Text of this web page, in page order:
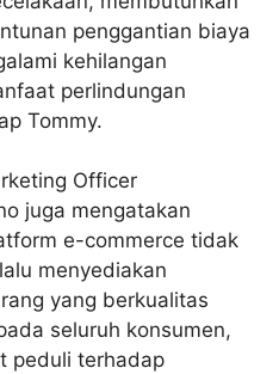
penggantian biaya
kehilangan
perlindungan
Tommy.
Officer
juga mengatakan
e-commerce tidak
menyediakan
yang berkualitas
seluruh konsumen,
peduli terhadap